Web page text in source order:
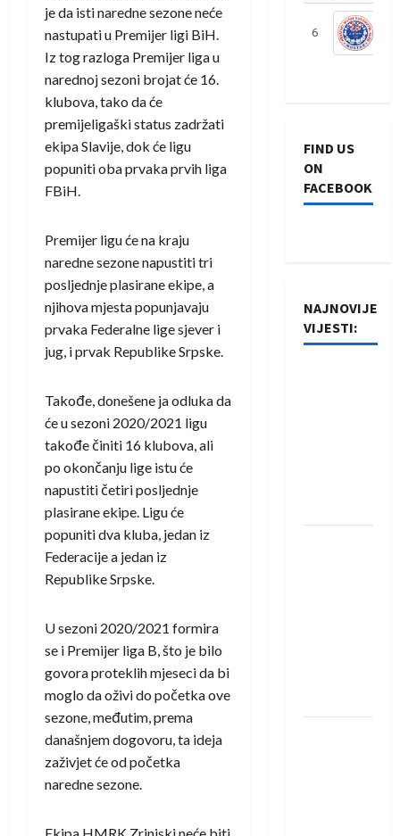
je da isti naredne sezone neće
nastupati u Premijer ligi BiH.
Iz tog razloga Premijer liga u
narednoj sezoni brojat će 16.
klubova, tako da će
premijeligaški status zadržati
ekipa Slavije, dok će ligu
popuniti oba prvaka prvih liga
FBiH.
Premijer ligu će na kraju
naredne sezone napustiti tri
posljednje plasirane ekipe, a
njihova mjesta popunjavaju
prvaka Federalne lige sjever i
jug, i prvak Republike Srpske.
Takođe, donešene ja odluka da
će u sezoni 2020/2021 ligu
takođe činiti 16 klubova, ali
po okončanju lige istu će
napustiti četiri posljednje
plasirane ekipe. Ligu će
popuniti dva kluba, jedan iz
Federacije a jedan iz
Republike Srpske.
U sezoni 2020/2021 formira
se i Premijer liga B, što je bilo
govora proteklih mjeseci da bi
moglo da oživi do početka ove
sezone, međutim, prema
današnjem dogovoru, ta ideja
zaživjet će od početka
naredne sezone.
6
FIND US
ON
FACEBOOK
NAJNOVIJE
VIJESTI: